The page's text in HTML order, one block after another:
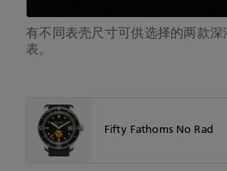
有不同表壳尺寸可供选择的两款深
表。
Fifty Fathoms No Rad